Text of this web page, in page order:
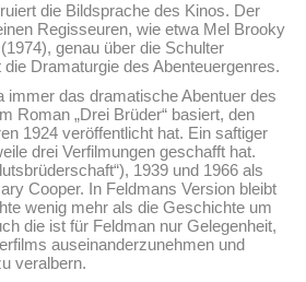
die Bildsprache des Kinos. Der
Regisseuren, wie etwa Mel Brooky
(1974), genau über die Schulter
Dramaturgie des Abenteuergenres.
immer das dramatische Abentuer des
Roman „Drei Brüder“ basiert, den
1924 veröffentlicht hat. Ein saftiger
drei Verfilmungen geschafft hat.
1939 und 1966 als
Cooper. In Feldmans Version bleibt
wenig mehr als die Geschichte um
die ist für Feldman nur Gelegenheit,
auseinanderzunehmen und
veralbern.